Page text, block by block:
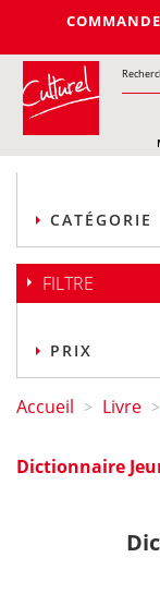
CATÉGORIE
FILTRE
PRIX
Accueil > Livre >
Dictionnaire